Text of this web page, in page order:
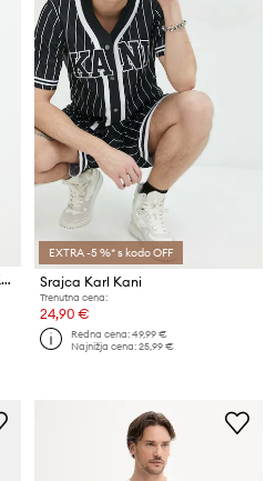
Bombažna kratka majica Karl Kani
EXTRA -5 %* s kodo OFF
Srajca Karl Kani
Trenutna cena:
24,90 €
Redna cena:49,99 €
Najnižja cena:25,99 €